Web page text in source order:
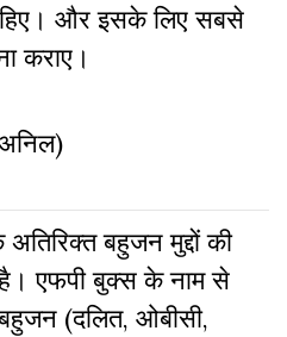
और इसके लिए सबसे
कराए।
बहुजन मुद्दों की
एफपी बुक्‍स के नाम से
बहुजन (दलित, ओबीसी,